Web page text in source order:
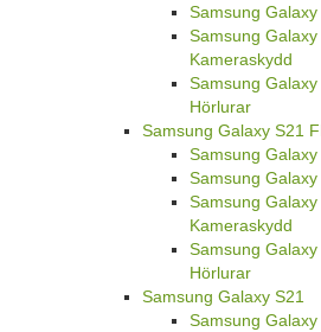
Samsung
Samsung
Kameraskydd
Samsung
Hörlurar
Samsung Galaxy S21
Samsung
Samsung
Samsung
Kameraskydd
Samsung
Hörlurar
Samsung Galaxy S21
Samsung